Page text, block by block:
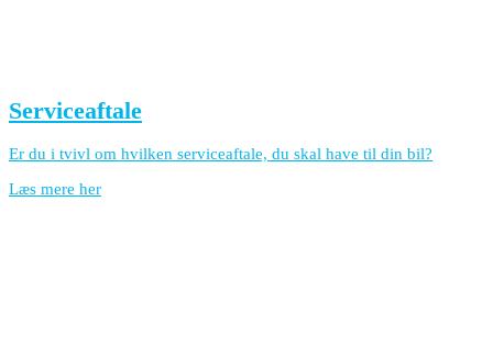
Serviceaftale
Er du i tvivl om hvilken serviceaftale, du skal have til din bil?
Læs mere her